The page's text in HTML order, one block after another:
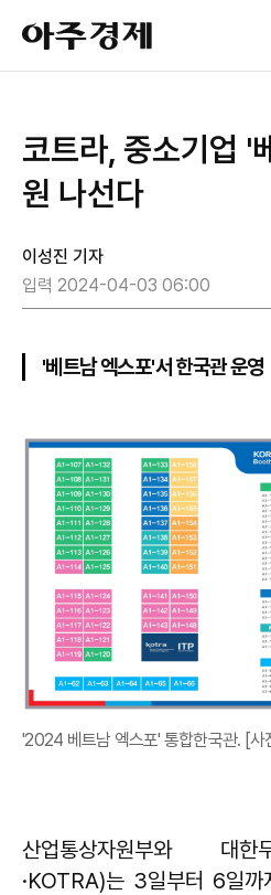
아
주
경
코트라, 중소기업 '
원 나선다
이성진 기자
입력 2024-04-03 06:00
'베트남 엑스포'서 한국관 운영
'2024 베트남 엑스포' 통합한국관. [사
산업통상자원부와 대한무
·KOTRA)는 3일부터 6일